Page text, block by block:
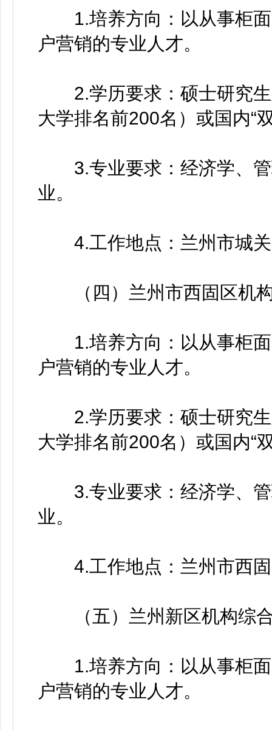
1.培养方向：以从事柜面
户营销的专业人才。
2.学历要求：硕士研究生
大学排名前200名）或国内“
3.专业要求：经济学、管
业。
4.工作地点：兰州市城关
（四）兰州市西固区机
1.培养方向：以从事柜面
户营销的专业人才。
2.学历要求：硕士研究生
大学排名前200名）或国内“
3.专业要求：经济学、管
业。
4.工作地点：兰州市西
（五）兰州新区机构综
1.培养方向：以从事柜面
户营销的专业人才。